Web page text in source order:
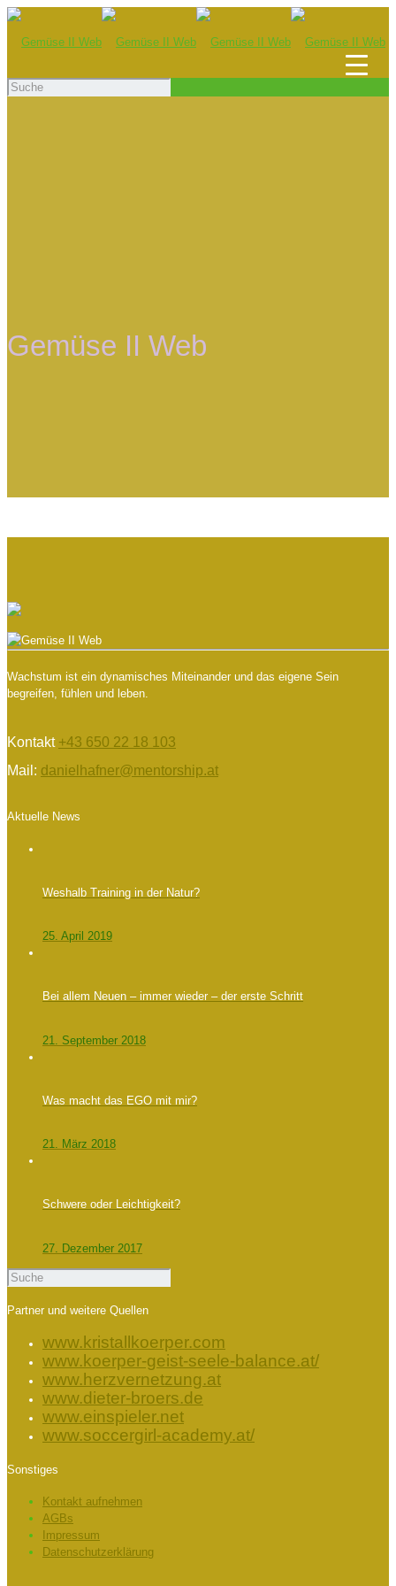
Gemüse II Web
Wachstum ist ein dynamisches Miteinander und das eigene Sein
begreifen, fühlen und leben.
Kontakt +43 650 22 18 103
Mail: danielhafner@mentorship.at
Aktuelle News
Weshalb Training in der Natur?
25. April 2019
Bei allem Neuen – immer wieder – der erste Schritt
21. September 2018
Was macht das EGO mit mir?
21. März 2018
Schwere oder Leichtigkeit?
27. Dezember 2017
Partner und weitere Quellen
www.kristallkoerper.com
www.koerper-geist-seele-balance.at/
www.herzvernetzung.at
www.dieter-broers.de
www.einspieler.net
www.soccergirl-academy.at/
Sonstiges
Kontakt aufnehmen
AGBs
Impressum
Datenschutzerklärung